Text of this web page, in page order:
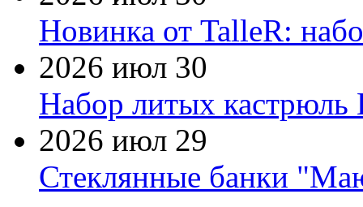
Новинка от TalleR:
2026 июл 30
Набор литых кастрюль
2026 июл 29
Стеклянные банки